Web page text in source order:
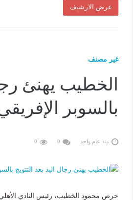
غير مصنف
الخطيب يهنئ
بالسوبر
منذ عام واحد 0
0
حرص محمود الخطيب، رئيس النادي الأهلي،